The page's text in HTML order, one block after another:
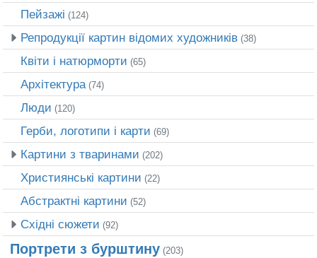
Пейзажі (124)
Репродукції картин відомих художників (38)
Квіти і натюрморти (65)
Архітектура(74)
Люди (120)
Герби, логотипи і карти (69)
Картини з тваринами (202)
Християнські картини (22)
Абстрактні картини (52)
Східні сюжети (92)
Портрети з бурштину (203)